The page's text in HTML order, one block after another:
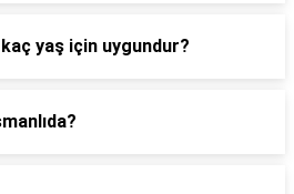
yaş için uygundur?